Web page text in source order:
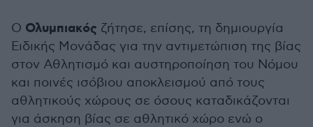
Ο Ολυμπιακός ζήτησε, επίσης, τη δημιουργία
Ειδικής Μονάδας για την αντιμετώπιση της βίας
στον Αθλητισμό και αυστηροποίηση του Νόμου
και ποινές ισόβιου αποκλεισμού από τους
αθλητικούς χώρους σε όσους καταδικάζονται
για άσκηση βίας σε αθλητικό χώρο ενώ ο